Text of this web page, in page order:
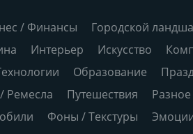
/ Финансы Городской
Интерьер Искусство
Образование
Ремесла
Путешествия Разное
Фоны / Текстуры